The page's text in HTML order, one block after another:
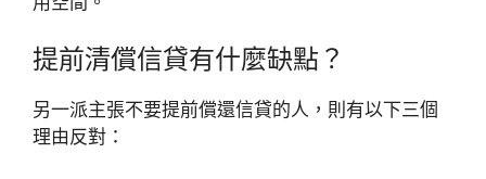
提前清償信貸有什麼缺點？
另一派主張不要提前償還信貸的人，則有以下三個
理由反對：